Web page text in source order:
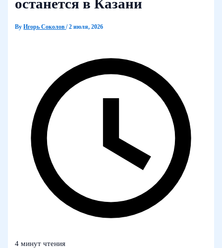
останется в Казани
ByИгорь Соколов/2 июля, 2026
4 минут чтения